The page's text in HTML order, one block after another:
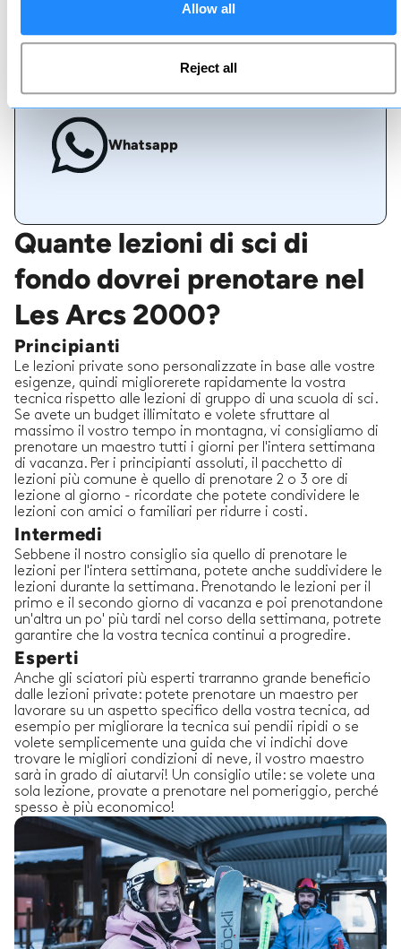
Allow all
Reject all
Whatsapp
Quante lezioni di sci di
fondo dovrei prenotare nel
Les Arcs 2000?
Principianti
Le lezioni private sono personalizzate in base alle vostre
esigenze, quindi migliorerete rapidamente la vostra
tecnica rispetto alle lezioni di gruppo di una scuola di sci.
Se avete un budget illimitato e volete sfruttare al
massimo il vostro tempo in montagna, vi consigliamo di
prenotare un maestro tutti i giorni per l'intera settimana
di vacanza. Per i principianti assoluti, il pacchetto di
lezioni più comune è quello di prenotare 2 o 3 ore di
lezione al giorno - ricordate che potete condividere le
lezioni con amici o familiari per ridurre i costi.
Intermedi
Sebbene il nostro consiglio sia quello di prenotare le
lezioni per l'intera settimana, potete anche suddividere le
lezioni durante la settimana. Prenotando le lezioni per il
primo e il secondo giorno di vacanza e poi prenotandone
un'altra un po' più tardi nel corso della settimana, potrete
garantire che la vostra tecnica continui a progredire.
Esperti
Anche gli sciatori più esperti trarranno grande beneficio
dalle lezioni private: potete prenotare un maestro per
lavorare su un aspetto specifico della vostra tecnica, ad
esempio per migliorare la tecnica sui pendii ripidi o se
volete semplicemente una guida che vi indichi dove
trovare le migliori condizioni di neve, il vostro maestro
sarà in grado di aiutarvi! Un consiglio utile: se volete una
sola lezione, provate a prenotare nel pomeriggio, perché
spesso è più economico!